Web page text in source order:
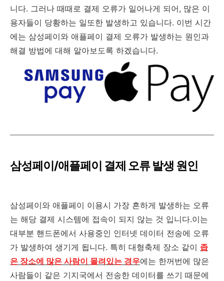
니다. 그러나 때때로 결제 오류가 일어나게 되어, 많은 이
용자들이 당황하는 일또한 발생하고 있습니다. 이번 시간
에는 삼성페이와 애플페이 결제 오류가 발생하는 원인과
해결 방법에 대해 알아보도록 하겠습니다.
삼성페이/애플페이 결제 오류 발생 원인
삼성페이와 애플페이 이용시 가장 흔하게 발생하는 오류
는 해당 결제 시스템에 접속이 되지 않는 것 입니다.이는
대부분 핸드폰에서 사용중인 인터넷 데이터 전송에 오류
가 발생하여 생기게 됩니다. 특히 대형축제 장소 같이 좁
은 장소에 많은 사람이 몰려있는 경우에는 한꺼번에 많은
사람들이 같은 기지국에서 전송한 데이터를 쓰기 때문에